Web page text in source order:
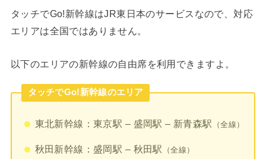
タッチでGo!新幹線はJR東日本のサービスなので、対応
エリアは全国ではありません。
以下のエリアの新幹線の自由席を利用できますよ。
タッチでGo!新幹線のエリア
東北新幹線：東京駅 – 盛岡駅 – 新青森駅 （全線）
秋田新幹線：盛岡駅 – 秋田駅 （全線）